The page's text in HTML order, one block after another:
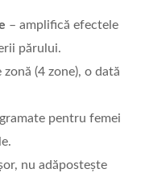
– amplifică efectele
părului.
(4 zone), o dată
pentru femei
nu adăpostește